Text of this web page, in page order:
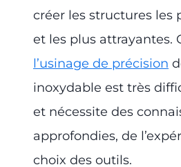
créer les structures les
et les plus attrayantes.
l’usinage de précision
inoxydable est très
et nécessite des
approfondies, de
choix des outils.